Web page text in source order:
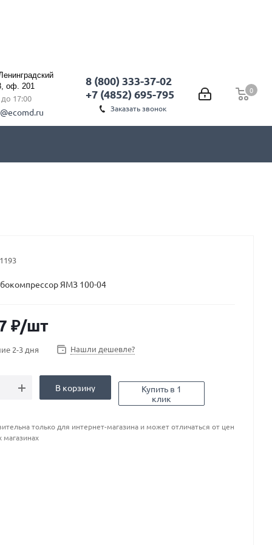
0
0
8 (800) 333-37-02
+7 (4852) 695-795
Заказать звонок
оф. 201
до 17:00
ЯМЗ 100-04
₽/шт
2-3 дня Нашли дешевле?
В корзину
Купить в 1
клик
только для интернет-магазина и может отличаться от цен
магазинах